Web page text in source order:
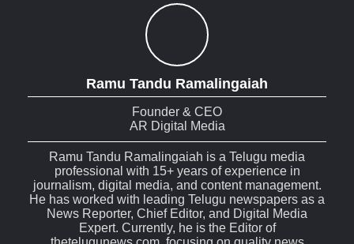
Ramu Tandu Ramalingaiah
Founder & CEO
AR Digital Media
Ramu Tandu Ramalingaiah is a Telugu media
professional with 15+ years of experience in
journalism, digital media, and content management.
He has worked with leading Telugu newspapers as a
News Reporter, Chief Editor, and Digital Media
Expert. Currently, he is the Editor of